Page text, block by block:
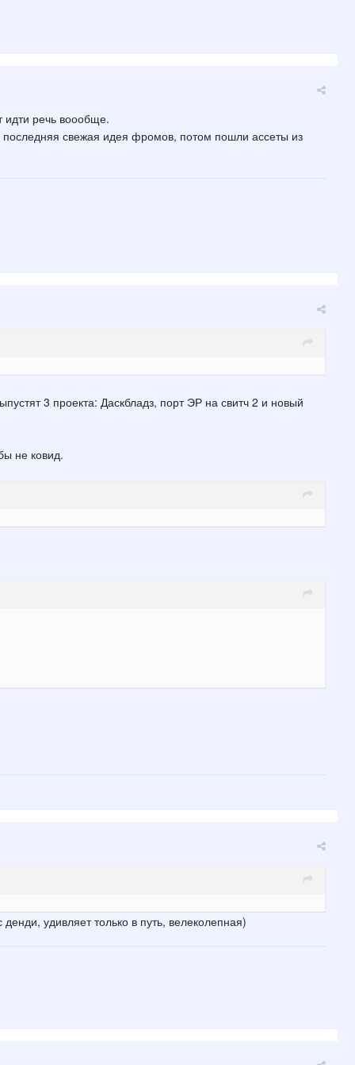
речь воообще.
свежая идея фромов, потом пошли ассеты из
3 проекта: Даскбладз, порт ЭР на свитч 2 и новый
не ковид.
удивляет только в путь, велеколепная)